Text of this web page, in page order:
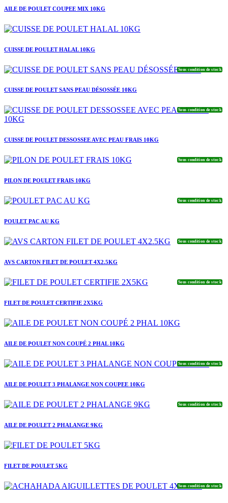
AILE DE POULET COUPEE MIX 10KG
CUISSE DE POULET HALAL 10KG
Sous condition de stock
CUISSE DE POULET SANS PEAU DÉSOSSÉE 10KG
Sous condition de stock
CUISSE DE POULET DESSOSSEE AVEC PEAU FRAIS 10KG
Sous condition de stock
PILON DE POULET FRAIS 10KG
Sous condition de stock
POULET PAC AU KG
Sous condition de stock
AVS CARTON FILET DE POULET 4X2.5KG
Sous condition de stock
FILET DE POULET CERTIFIE 2X5KG
AILE DE POULET NON COUPÉ 2 PHAL 10KG
Sous condition de stock
AILE DE POULET 3 PHALANGE NON COUPEE 10KG
Sous condition de stock
AILE DE POULET 2 PHALANGE 9KG
FILET DE POULET 5KG
Sous condition de stock